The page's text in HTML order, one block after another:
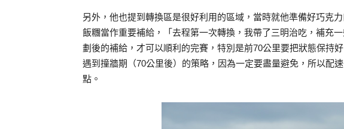
另外，他也提到轉換區是很好利用的區域，當時就他準備好巧克
飯糰當作重要補給，「去程第一次轉換，我帶了三明治吃，補充
劃後的補給，才可以順利的完賽，特別是前70公里要把狀態保持
遇到撞牆期（70公里後）的策略，因為一定要盡量避免，所以配
點。